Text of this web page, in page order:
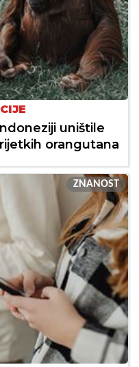
uništile
orangutana
ZNANOST